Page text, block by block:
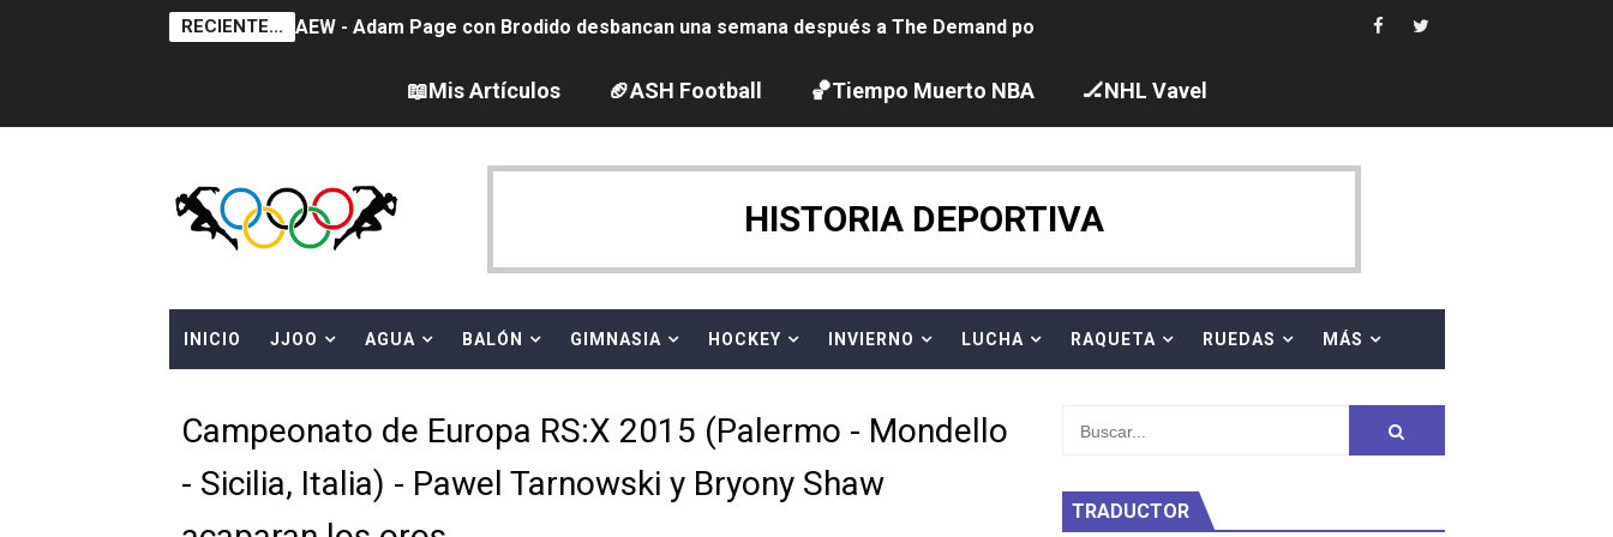
RECIENTE... AEW - Adam Page con Brodido desbancan una semana después a The Demand por tríos en el Grand Slam Mexico
Tour de Francia femenino 2026 - Etapa 5
Women's Pro Baseball League 2026
Campeonato de Europa en aguas abiertas 2026 (París, Francia) - Dobletes de Wellbrock y Taddeucci. Ángela Martínez 5ª en 10km
Campeonato de Europa de pentatlón moderno 2026 (Estambul, Turquía)
Canadá Open 2026
📖Mis Artículos 🏈ASH Football 🏀Tiempo Muerto NBA 🏒NHL Vavel
HISTORIA DEPORTIVA
INICIO JJOO AGUA BALÓN GIMNASIA HOCKEY INVIERNO LUCHA RAQUETA RUEDAS MÁS
Campeonato de Europa RS:X 2015 (Palermo - Mondello
- Sicilia, Italia) - Pawel Tarnowski y Bryony Shaw
TRADUCTOR